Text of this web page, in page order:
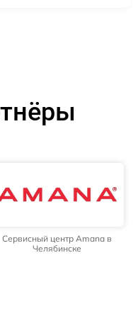
Сервисный центр Amana в
Челябинске